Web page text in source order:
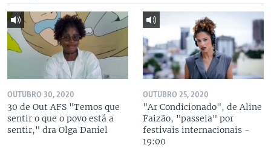
OUTUBRO 30, 2020
30 de Out AFS "Temos que
sentir o que o povo está a
sentir," dra Olga Daniel
OUTUBRO 25, 2020
"Ar Condicionado", de Aline
Faizão, "passeia" por
festivais internacionais -
19:00